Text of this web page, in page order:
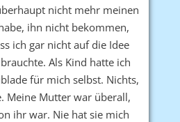
nicht mehr meinen
ihn nicht bekommen,
ich gar nicht auf die Idee
Als Kind hatte ich
für mich selbst. Nichts,
Meine Mutter war überall,
ihr war. Nie hat sie mich